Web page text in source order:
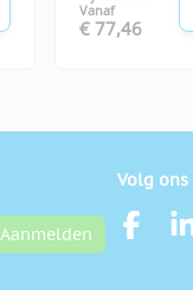
Vanaf
€ 77,46
Aanmelden
Volg